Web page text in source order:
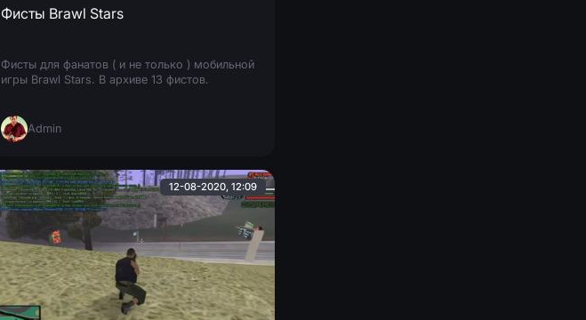
Фисты Brawl Stars
Фисты для фанатов ( и не только ) мобильной
игры Brawl Stars. В архиве 13 фистов.
Admin
12-08-2020, 12:09